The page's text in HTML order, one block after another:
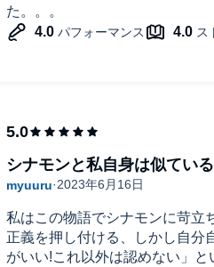
た。。。
私はこの物語でシナモンに苛立
正義を押し付ける、しかし自分
がいい!これ以外は認めない」
シナモンと私自身は似ている